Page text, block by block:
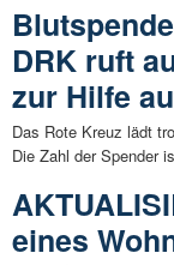
DRK ruft
zur Hilfe
Das Rote Kreuz lädt
Die Zahl der Spender
eines